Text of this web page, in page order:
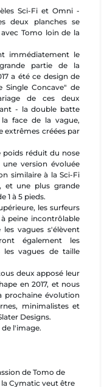
Sci-Fi et Omni -
deux planches se
Tomo loin de la
immédiatement le
partie de la
a été ce design de
Single Concave" de
de ces deux
- la double batte
face de la vague,
extrêmes créées par
poids réduit du nose
version évoluée
similaire à la Sci-Fi
et une plus grande
1 à 5 pieds.
les surfeurs
peine incontrôlable
vagues s'élèvent
également les
les vagues de taille
deux apposé leur
en 2017, et nous
prochaine évolution
minimalistes et
Designs.
l'image.
de Tomo de
Cymatic veut être